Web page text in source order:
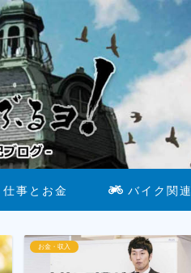
仕事とお金 バイク関連
断酒